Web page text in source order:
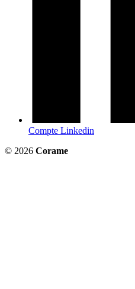
Compte Linkedin
© 2026 Corame